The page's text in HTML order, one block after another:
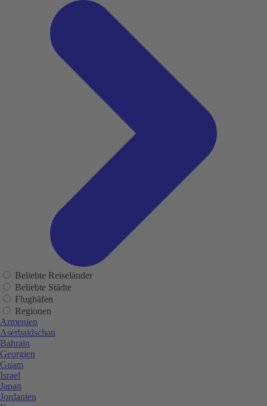
Beliebte Reiseländer
Beliebte Städte
Flughäfen
Regionen
Armenien
Aserbaidschan
Bahrain
Georgien
Guam
Israel
Japan
Jordanien